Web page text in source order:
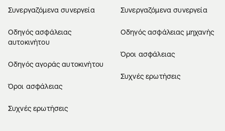
Συνεργαζόμενα συνεργεία
Οδηγός ασφάλειας
αυτοκινήτου
Οδηγός αγοράς αυτοκινήτου
Όροι ασφάλειας
Συχνές ερωτήσεις
Συνεργαζόμενα συνεργεία
Οδηγός ασφάλειας μηχανής
Όροι ασφάλειας
Συχνές ερωτήσεις